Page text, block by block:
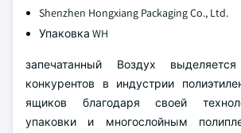
Shenzhen Hongxiang Packaging Co., Ltd.
Упаковка WH
запечатанный Воздух
конкурентов в индустрии
ящиков благодаря своей
упаковки и многослойным